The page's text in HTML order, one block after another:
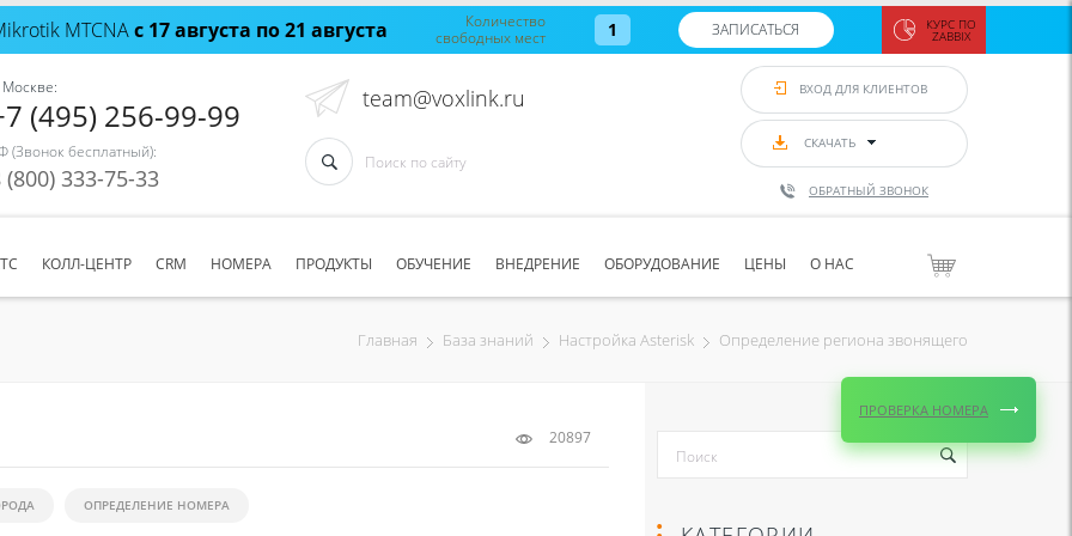
MTCNAс 17 августа по 21 августа
Количество
свободных мест
1 ЗАПИСАТЬСЯ КУРС ПО
ZABBIX
ВХОД ДЛЯ КЛИЕНТОВ
СКАЧАТЬ
ОБРАТНЫЙ ЗВОНОК
(495) 256-99-99
(Звонок бесплатный):
(800) 333-75-33
team@voxlink.ru
КОЛЛ-ЦЕНТР CRM НОМЕРА ПРОДУКТЫ ОБУЧЕНИЕ ВНЕДРЕНИЕ ОБОРУДОВАНИЕ ЦЕНЫ О НАС
Главная База знаний Настройка Asterisk Определение региона звонящего
20897
ОПРЕДЕЛЕНИЕ НОМЕРА
ПРОВЕРКА НОМЕРА